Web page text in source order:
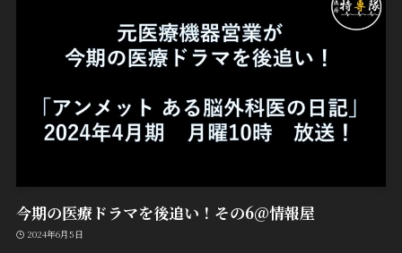
今期の医療ドラマを後追い！その6@情報屋
2024年6月5日